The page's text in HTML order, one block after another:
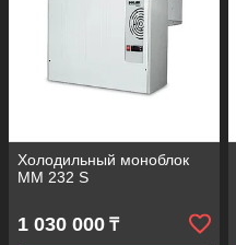
Холодильный моноблок
MM 232 S
1 030 000 ₸